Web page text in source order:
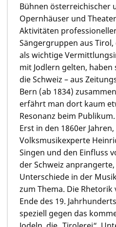
Bühnen österreichischer
Opernhäuser und
Aktivitäten
Sängergruppen aus
als wichtige
mit Jodlern gelten,
die Schweiz – aus
Bern (ab 1834)
erfährt man dort kaum
Resonanz beim Publikum.
Erst in den 1860er
Volksmusikexperte
Singen und den Einfluss
der Schweiz
Unterschiede in der
zum Thema. Die
Ende des 19.
speziell gegen das